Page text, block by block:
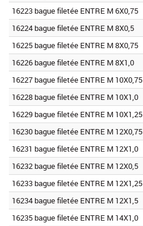
16223 bague filetée ENTRE M 6X0,75
16224 bague filetée ENTRE M 8X0,5
16225 bague filetée ENTRE M 8X0,75
16226 bague filetée ENTRE M 8X1,0
16227 bague filetée ENTRE M 10X0,75
16228 bague filetée ENTRE M 10X1,0
16229 bague filetée ENTRE M 10X1,25
16230 bague filetée ENTRE M 12X0,75
16231 bague filetée ENTRE M 12X1,0
16232 bague filetée ENTRE M 12X0,5
16233 bague filetée ENTRE M 12X1,25
16234 bague filetée ENTRE M 12X1,5
16235 bague filetée ENTRE M 14X1,0